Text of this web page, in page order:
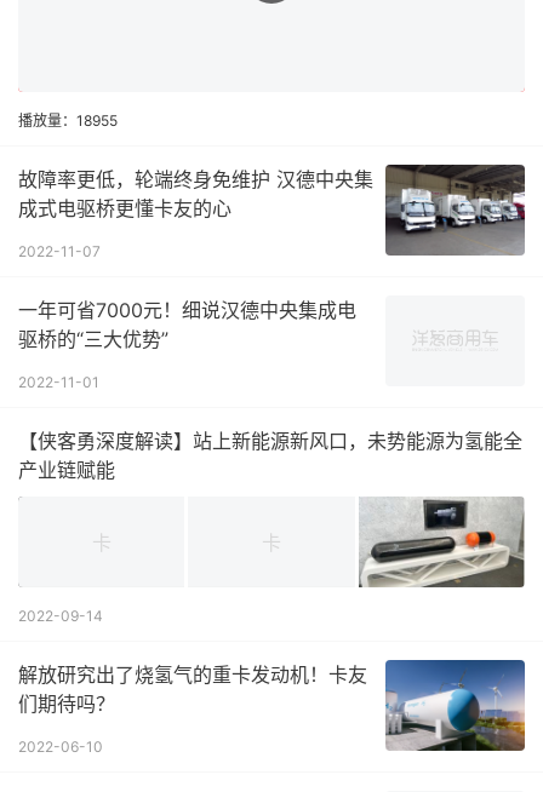
播放量：18955
故障率更低，轮端终身免维护 汉德中央集
成式电驱桥更懂卡友的心
2022-11-07
一年可省7000元！细说汉德中央集成电
驱桥的“三大优势”
2022-11-01
【侠客勇深度解读】站上新能源新风口，未势能源为氢能全
产业链赋能
2022-09-14
解放研究出了烧氢气的重卡发动机！卡友
们期待吗？
2022-06-10